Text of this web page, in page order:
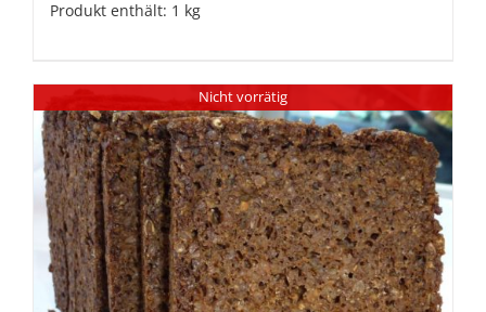
Produkt enthält: 1 kg
Nicht vorrätig